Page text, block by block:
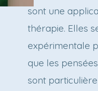
sont une
thérapie. Elles
expérimentale
que les
sont